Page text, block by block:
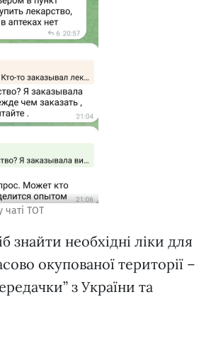
чаті ТОТ
знайти необхідні ліки для
окупованої території –
з України та